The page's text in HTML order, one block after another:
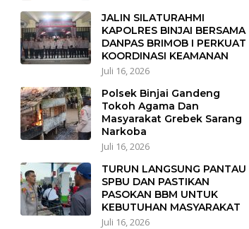
JALIN SILATURAHMI
KAPOLRES BINJAI BERSAMA
DANPAS BRIMOB I PERKUAT
KOORDINASI KEAMANAN
Juli 16, 2026
Polsek Binjai Gandeng
Tokoh Agama Dan
Masyarakat Grebek Sarang
Narkoba
Juli 16, 2026
TURUN LANGSUNG PANTAU
SPBU DAN PASTIKAN
PASOKAN BBM UNTUK
KEBUTUHAN MASYARAKAT
Juli 16, 2026